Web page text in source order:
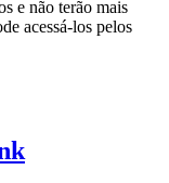
e não terão mais
acessá-los pelos